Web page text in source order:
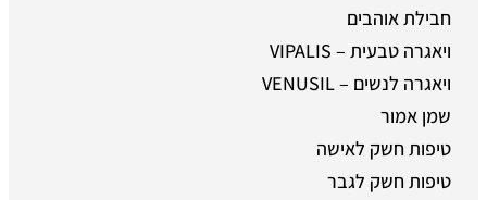
חבילת אוהבים
ויאגרה טבעית – VIPALIS
ויאגרה לנשים – VENUSIL
שמן אמור
טיפות חשק לאישה
טיפות חשק לגבר